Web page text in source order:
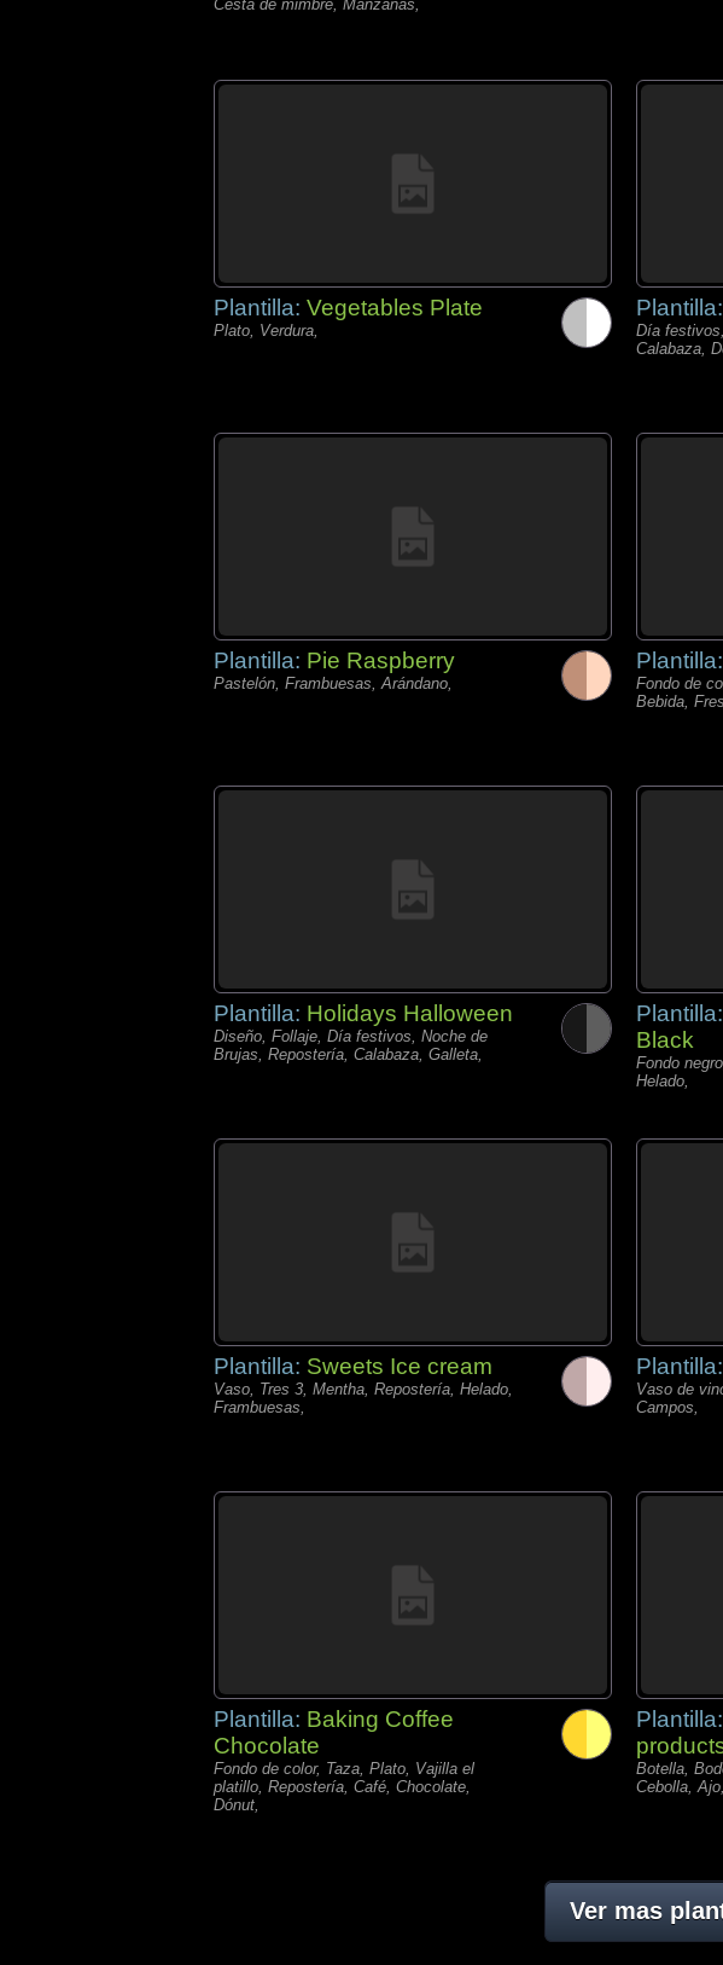
Cesta de mimbre, Manzanas,
Plantilla: Vegetables Plate
Plato, Verdura,
Plantilla:
Día
Calabaza,
Plantilla: Pie Raspberry
Pastelón, Frambuesas, Arándano,
Plantilla:
Fondo de
Bebida,
Plantilla: Holidays Halloween
Diseño, Follaje, Día festivos, Noche de
Brujas, Repostería, Calabaza, Galleta,
Plantilla:
Black
Fondo
Helado,
Plantilla: Sweets Ice cream
Vaso, Tres 3, Mentha, Repostería, Helado,
Frambuesas,
Plantilla:
Vaso de
Campos,
Plantilla: Baking Coffee
Chocolate
Fondo de color, Taza, Plato, Vajilla el
platillo, Repostería, Café, Chocolate,
Dónut,
Plantilla:
Botella,
Cebolla, Ajo,
Ver mas